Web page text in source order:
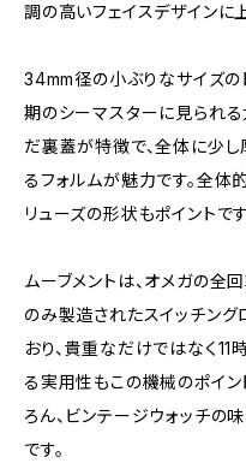
調の高いフェイスデザインに
34mm径の小ぶりなサイズの
期のシーマスターに見られる
だ裏蓋が特徴で、全体に少
るフォルムが魅力です。全体
リューズの形状もポイントです
ムーブメントは、オメガの全
のみ製造されたスイッチン
おり、貴重なだけではなく
る実用性もこの機械のポイン
ろん、ビンテージウォッチの
です。